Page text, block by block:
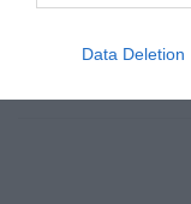
Data Deletion